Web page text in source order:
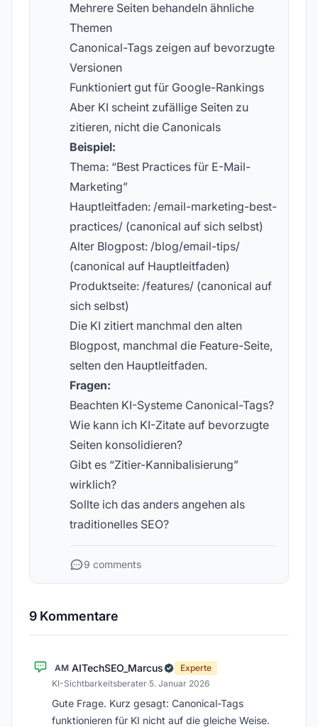
Mehrere Seiten behandeln ähnliche
Themen
Canonical-Tags zeigen auf bevorzugte
Versionen
Funktioniert gut für Google-Rankings
Aber KI scheint zufällige Seiten zu
zitieren, nicht die Canonicals
Beispiel:
Thema: “Best Practices für E-Mail-
Marketing”
Hauptleitfaden: /email-marketing-best-
practices/ (canonical auf sich selbst)
Alter Blogpost: /blog/email-tips/
(canonical auf Hauptleitfaden)
Produktseite: /features/ (canonical auf
sich selbst)
Die KI zitiert manchmal den alten
Blogpost, manchmal die Feature-Seite,
selten den Hauptleitfaden.
Fragen:
Beachten KI-Systeme Canonical-Tags?
Wie kann ich KI-Zitate auf bevorzugte
Seiten konsolidieren?
Gibt es “Zitier-Kannibalisierung”
wirklich?
Sollte ich das anders angehen als
traditionelles SEO?
9 comments
9 Kommentare
AM AITechSEO_Marcus
Experte
KI-Sichtbarkeitsberater·5. Januar 2026
Gute Frage. Kurz gesagt: Canonical-Tags
funktionieren für KI nicht auf die gleiche Weise.